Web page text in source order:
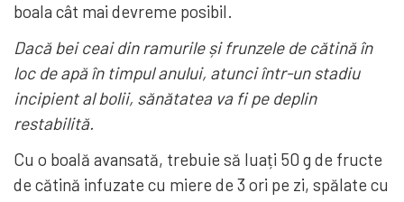
boala cât mai devreme posibil.
Dacă bei ceai din ramurile și frunzele de cătină în
loc de apă în timpul anului, atunci într-un stadiu
incipient al bolii, sănătatea va fi pe deplin
restabilită.
Cu o boală avansată, trebuie să luați 50 g de fructe
de cătină infuzate cu miere de 3 ori pe zi, spălate cu